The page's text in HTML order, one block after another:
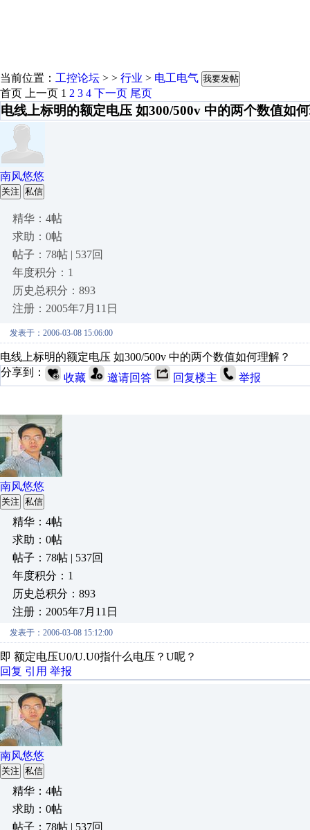
当前位置： 工控论坛 > > 行业 > 电工电气 我要发帖
首页 上一页 1 2 3 4 下一页 尾页
电线上标明的额定电压 如300/500v 中的两个数值如
南风悠悠
关注 私信
精华：4帖
求助：0帖
帖子：78帖 | 537回
年度积分：1
历史总积分：893
注册：2005年7月11日
发表于：2006-03-08 15:06:00
电线上标明的额定电压 如300/500v 中的两个数值如何理解？
分享到：
收藏 邀请回答 回复楼主 举报
南风悠悠
关注 私信
精华：4帖
求助：0帖
帖子：78帖 | 537回
年度积分：1
历史总积分：893
注册：2005年7月11日
发表于：2006-03-08 15:12:00
即 额定电压U0/U.U0指什么电压？U呢？
回复 引用 举报
南风悠悠
关注 私信
精华：4帖
求助：0帖
帖子：78帖 | 537回